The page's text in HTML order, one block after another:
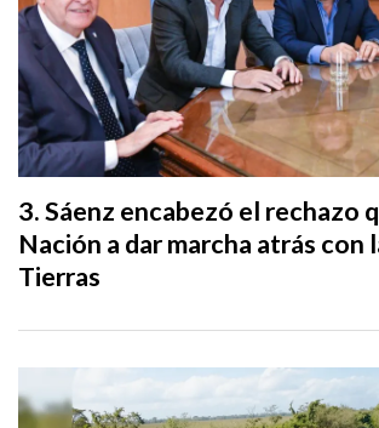
Sáenz encabezó el rechazo
Nación a dar marcha atrás con
Tierras